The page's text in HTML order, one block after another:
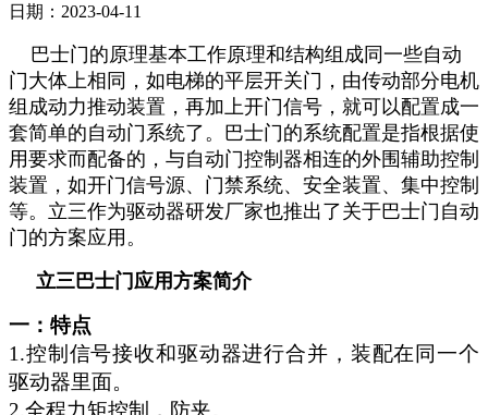
日期：2023-04-11
巴士门的原理基本工作原理和结构组成同一些自动
门大体上相同，如电梯的平层开关门，由传动部分电机
组成动力推动装置，再加上开门信号，就可以配置成一
套简单的自动门系统了。巴士门的系统配置是指根据使
用要求而配备的，与自动门控制器相连的外围辅助控制
装置，如开门信号源、门禁系统、安全装置、集中控制
等。立三作为驱动器研发厂家也推出了关于巴士门自动
门的方案应用。
立三巴士门应用方案简介
一：特点
1 .控制信号接收和驱动器进行合并，装配在同一个
驱动器里面。
2.全程力矩控制，防夹。